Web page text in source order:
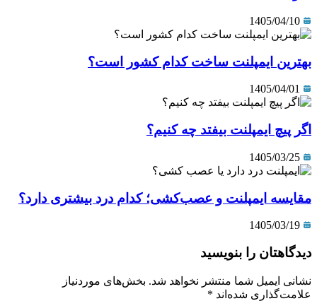
بهترین ایمپلنت ساخت کدام کشور است؟
اگر پیچ ایمپلنت بیفتد چه کنیم؟
مقایسه ایمپلنت و عصب‌کشی؛ کدام درد بیشتری دارد؟
دیدگاهتان را بنویسید
نشانی ایمیل شما منتشر نخواهد شد. بخش‌های موردنیاز
علامت‌گذاری شده‌اند *